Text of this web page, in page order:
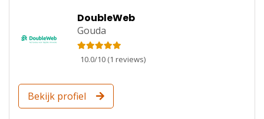
DoubleWeb
Gouda
10.0/10 (1 reviews)
Bekijk profiel